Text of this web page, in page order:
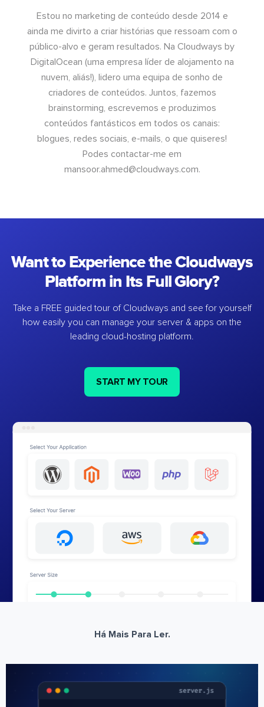
Estou no marketing de conteúdo desde 2014 e
ainda me divirto a criar histórias que ressoam com o
público-alvo e geram resultados. Na Cloudways by
DigitalOcean (uma empresa líder de alojamento na
nuvem, aliás!), lidero uma equipa de sonho de
criadores de conteúdos. Juntos, fazemos
brainstorming, escrevemos e produzimos
conteúdos fantásticos em todos os canais:
blogues, redes sociais, e-mails, o que quiseres!
Podes contactar-me em
mansoor.ahmed@cloudways.com.
Want to Experience the Cloudways
Platform in Its Full Glory?
Take a FREE guided tour of Cloudways and see for yourself
how easily you can manage your server & apps on the
leading cloud-hosting platform.
START MY TOUR
Há Mais Para Ler.